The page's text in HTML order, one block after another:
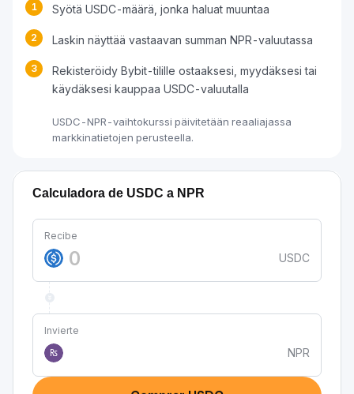
1 Syötä USDC-määrä, jonka haluat muuntaa
2 Laskin näyttää vastaavan summan NPR-valuutassa
3
Rekisteröidy Bybit-tilille ostaaksesi, myydäksesi tai
käydäksesi kauppaa USDC-valuutalla
USDC-NPR-vaihtokurssi päivitetään reaaliajassa
markkinatietojen perusteella.
Calculadora de USDC a NPR
Recibe
USDC
Invierte
₨
NPR